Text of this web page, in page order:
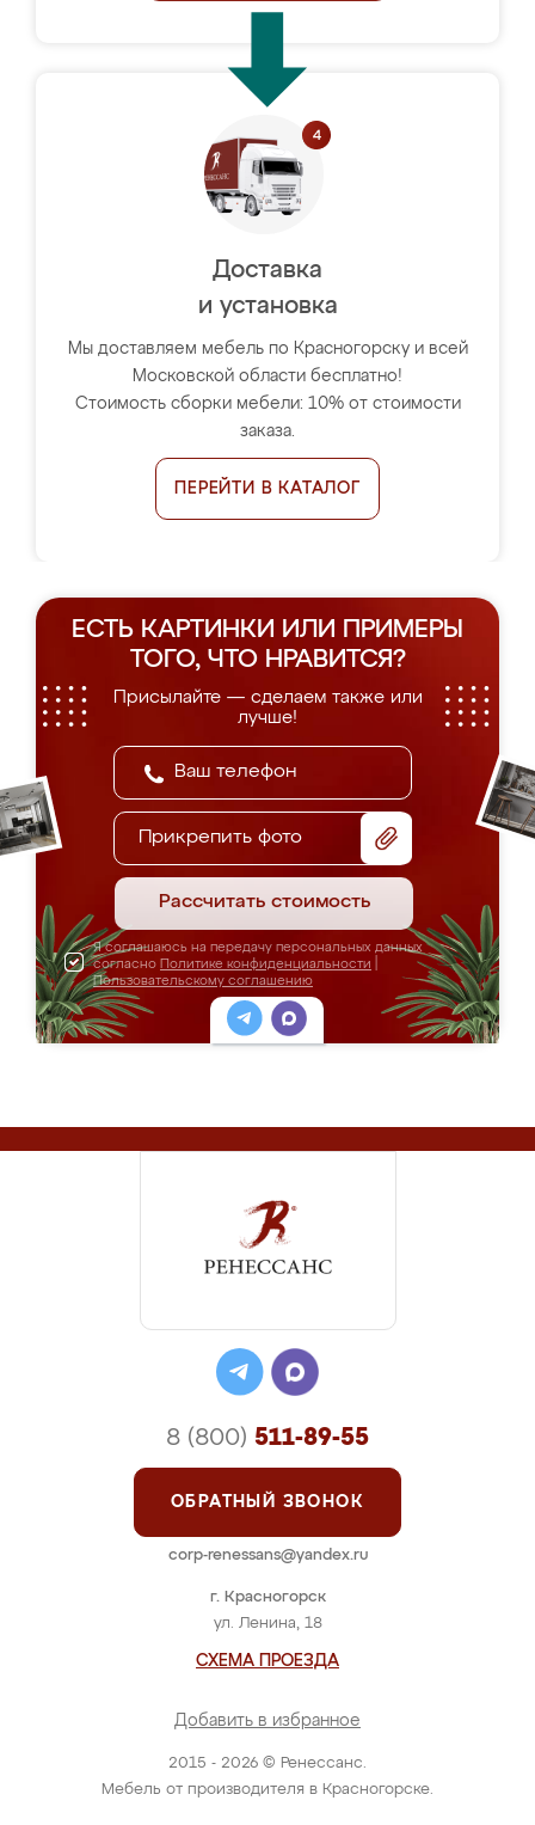
Доставка
и установка
Мы доставляем мебель по Красногорску и всей
Московской области бесплатно!
Стоимость сборки мебели: 10% от стоимости
заказа.
ПЕРЕЙТИ В КАТАЛОГ
ЕСТЬ КАРТИНКИ ИЛИ ПРИМЕРЫ
ТОГО, ЧТО НРАВИТСЯ?
Присылайте — сделаем также или
лучше!
Прикрепить фото
Рассчитать стоимость
Я соглашаюсь на передачу персональных данных
согласно Политике конфиденциальности
Пользовательскому соглашению
2015 - 2026 © Ренессанс.
Мебель от производителя в Красногорске.
г. Красногорск
ул. Ленина, 18
СХЕМА ПРОЕЗДА
Добавить в избранное
8 (800) 511-89-55
ОБРАТНЫЙ ЗВОНОК
corp-renessans@yandex.ru